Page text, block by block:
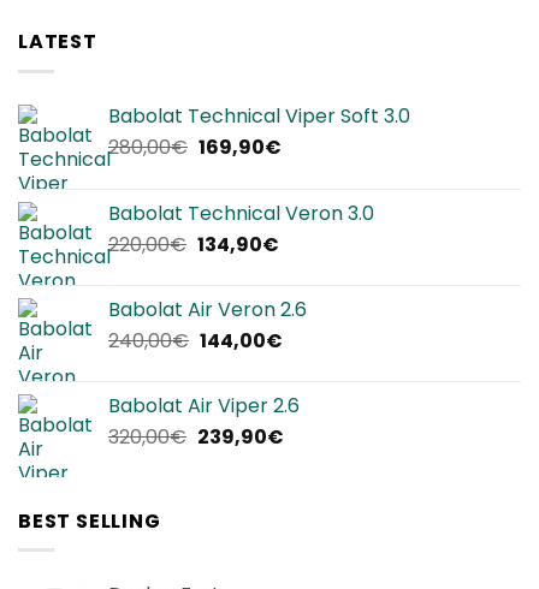
LATEST
Babolat Technical Viper Soft 3.0
280,00€ Il
era:
280,00€.
169,90€Il
è:
Babolat Technical Veron 3.0
220,00€ Il
era:
220,00€.
134,90€Il
è:
134,90€.
Babolat Air Veron 2.6
240,00€ Il
era:
240,00€.
144,00€Il
è:
144,00€.
Babolat Air Viper 2.6
320,00€ Il
239,90€Il
BEST SELLING